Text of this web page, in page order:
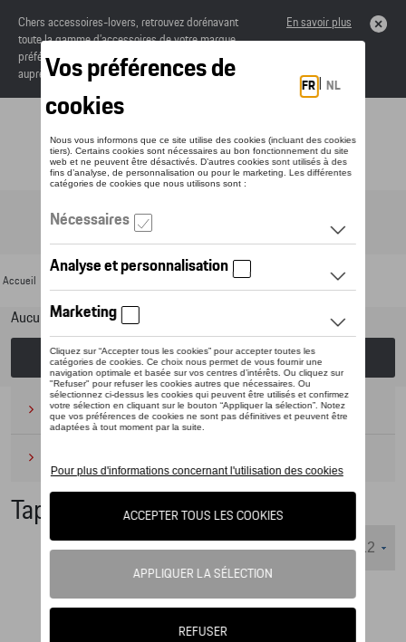
Chers accessoires-lovers, retrouvez dorénavant
toute la gamme d’accessoires de votre marque
préférée sous forme de catalogue à commander
auprès de votre concessionaire.
En savoir plus
Toggle navigation
Accueil Confort et protection
Aucun modèle sélectionné (Tout afficher)
Choisissez un modèle
Camping(2)
Tapis
Nombre d'éléments affichés :